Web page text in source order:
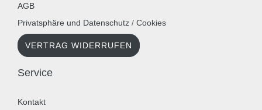
AGB
Privatsphäre und Datenschutz / Cookies
VERTRAG WIDERRUFEN
Service
Kontakt